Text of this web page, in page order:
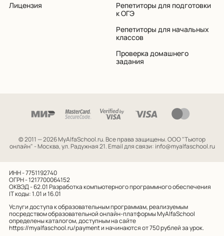
Лицензия
Репетиторы для подготовки
к ОГЭ
Репетиторы для начальных
классов
Проверка домашнего
задания
© 2011 — 2026 MyAlfaSchool.ru. Все права защищены.ООО "Тьютор
онлайн" - Москва, ул. Радужная 21. Email для связи: info@myalfaschool.ru
ИНН - 7751192740
ОГРН - 1217700064152
ОКВЭД - 62.01Разработка компьютерного программного обеспечения
IT коды: 1.01 и 16.01
Услуги доступа к образовательным программам, реализуемым
посредством образовательной онлайн-платформы MyAlfaSchool
определены каталогом, доступным на сайте
https://myalfaschool.ru/paymentи начинаются от 750 рублей за урок.